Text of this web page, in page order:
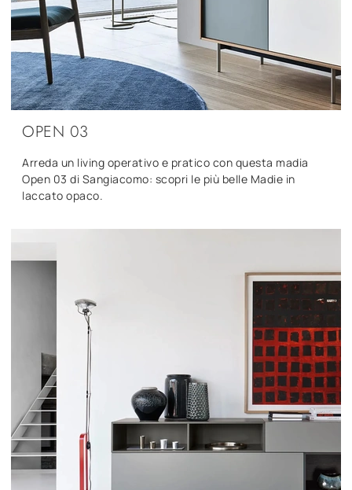
OPEN 03
Arreda un living operativo e pratico con questa madia
Open 03 di Sangiacomo: scopri le più belle Madie in
laccato opaco.